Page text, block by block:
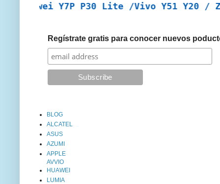
Y7P P30 Lite /Vivo Y51 Y20 / ZTE
Regístrate gratis para conocer nuevos
BLOG
ALCATEL
ASUS
AZUMI
APPLE
AVVIO
HUAWEI
LUMIA